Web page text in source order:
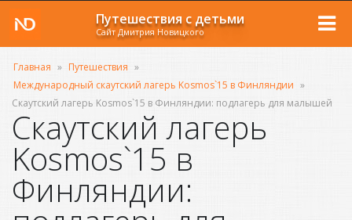
Путешествия с детьми
Сайт Дмитрия Новицкого
Главная » Путешествия »
Международный скаутский лагерь Kosmos`15 в Финляндии »
Cкаутский лагерь Kosmos`15 в Финляндии: подлагерь для малышей
Cкаутский лагерь
Kosmos`15 в
Финляндии: